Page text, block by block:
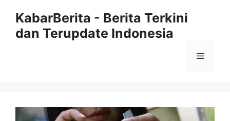
KabarBerita - Berita Terkini
dan Terupdate Indonesia
Menu